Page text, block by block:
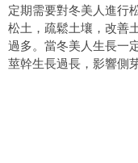
定期需要對冬美人進行
松土，疏鬆土壤，改善
過多。當冬美人生長一
莖幹生長過長，影響側